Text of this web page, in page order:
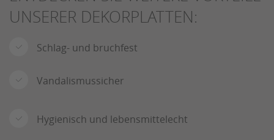
UNSERER DEKORPLATTEN:
Schlag- und bruchfest
Vandalismussicher
Hygienisch und lebensmittelecht